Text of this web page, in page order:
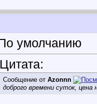
Цитата:
Сообщение от Azonnn
доброго времени суток,